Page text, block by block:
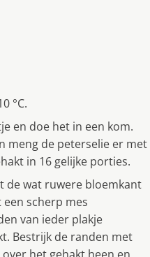
°C.
en doe het in een kom.
meng de peterselie er met
in 16 gelijke porties.
de wat ruwere bloemkant
scherp mes
van ieder plakje
Bestrijk de randen met